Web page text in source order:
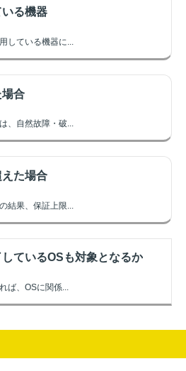
る機器
している機器に...
合
、自然故障・破...
た場合
結果、保証上限...
ているOSも対象となるか
ば、OSに関係...